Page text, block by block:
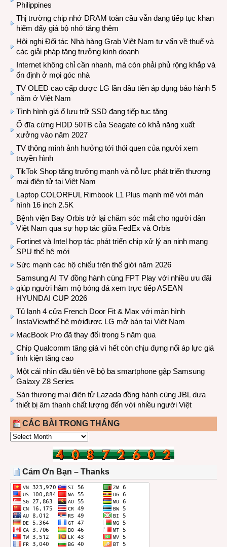
Philippines
Thị trường chip nhớ DRAM toàn cầu vẫn đang tiếp tục khan
hiếm đẩy giá bộ nhớ tăng thêm
Hội nghị Đối tác Nhà hàng Grab Việt Nam tư vấn về thuế và
các giải pháp tăng trưởng kinh doanh
Internet không chỉ cần nhanh, mà còn phải phủ rộng khắp và
ổn định ở mọi góc nhà
TV OLED cao cấp được LG lần đầu tiên áp dụng bảo hành 5
năm ở Việt Nam
Tình hình giá ổ lưu trữ SSD đang tiếp tục tăng
Ổ đĩa cứng HDD 50TB của Seagate có khả năng xuất
xưởng vào năm 2027
TV thông minh ảnh hưởng tới thói quen của người xem
truyền hình
TikTok Shop tăng trưởng mạnh và nỗ lực phát triển thương
mại điện tử tại Việt Nam
Laptop COLORFUL Rimbook L1 Plus mạnh mẽ với màn
hình 16 inch 2.5K
Bệnh viện Bay Orbis trở lại chăm sóc mắt cho người dân
Việt Nam qua sự hợp tác giữa FedEx và Orbis
Fortinet và Intel hợp tác phát triển chip xử lý an ninh mạng
SPU thế hệ mới
Sức mạnh các hộ chiếu trên thế giới năm 2026
Samsung AI TV đồng hành cùng FPT Play với nhiều ưu đãi
giúp người hâm mộ bóng đá xem trực tiếp ASEAN
HYUNDAI CUP 2026
Tủ lạnh 4 cửa French Door Fit & Max với màn hình
InstaViewthế hệ mớiđược LG mở bán tại Việt Nam
MacBook Pro đã thay đổi trong 5 năm qua
Chip Qualcomm tăng giá vì hết còn chịu đựng nổi áp lực giá
linh kiện tăng cao
Một cái nhìn đầu tiên về bộ ba smartphone gập Samsung
Galaxy Z8 Series
Sàn thương mại điện tử Lazada đồng hành cùng JBL dưa
thiết bị âm thanh chất lượng đến với nhiều người Việt
CÁC BÀI TRONG THÁNG
CÁC
THÁNG
Cảm Ơn Bạn – Thanks